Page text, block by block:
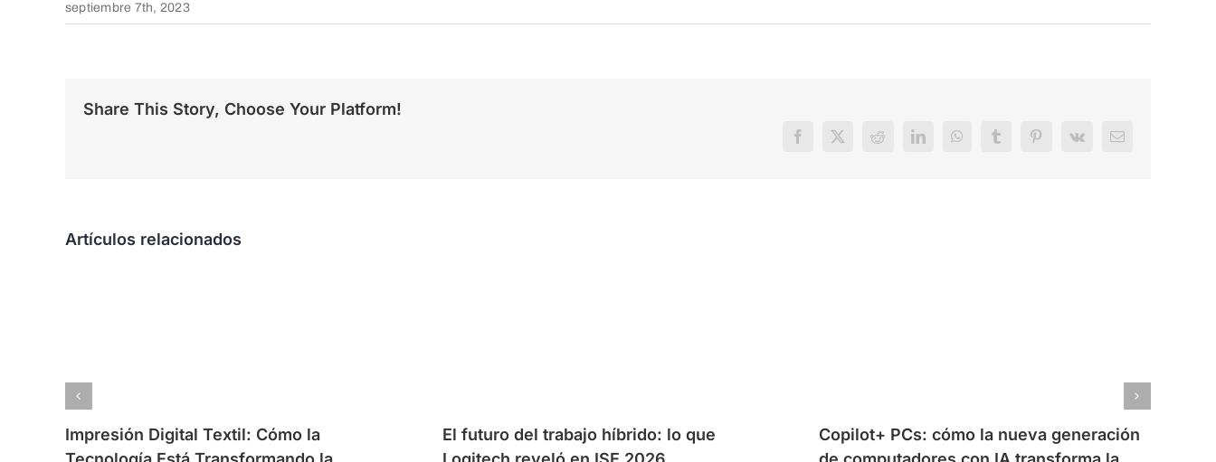
septiembre 7th, 2023
Share This Story, Choose Your Platform!
Facebook
X RedditLinkedInWhatsAppTumblrPinterest
Vk
Correo
Artículos relacionados
Impresión Digital Textil: Cómo la
El futuro del trabajo híbrido: lo que
Copilot+ PCs: cómo la nueva generación